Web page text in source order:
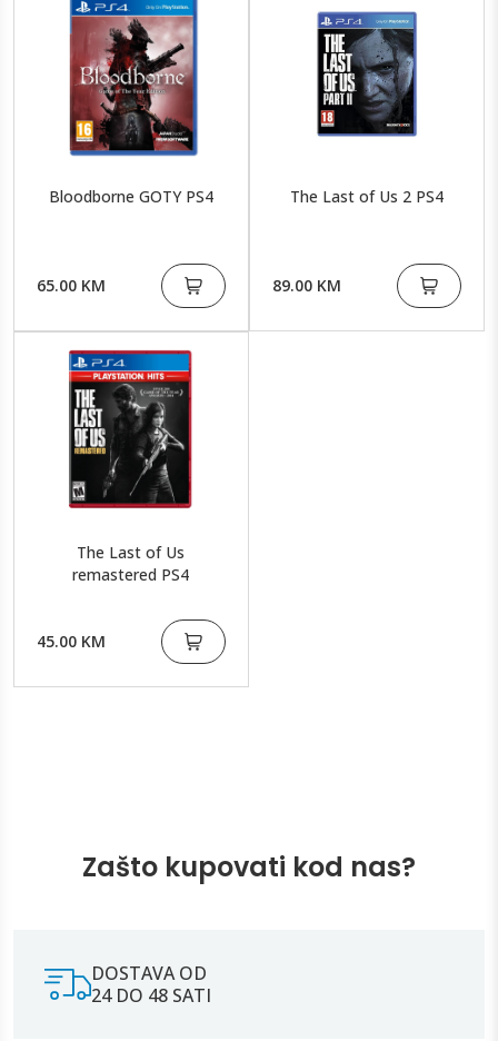
Bloodborne GOTY PS4
65.00 KM
The Last of Us 2 PS4
89.00 KM
The Last of Us
remastered PS4
45.00 KM
Zašto kupovati kod nas?
DOSTAVA OD
24 DO 48 SATI